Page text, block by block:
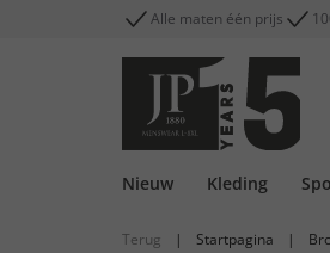
Alle maten één prijs
Nieuw Kleding
Terug | Startpagina |